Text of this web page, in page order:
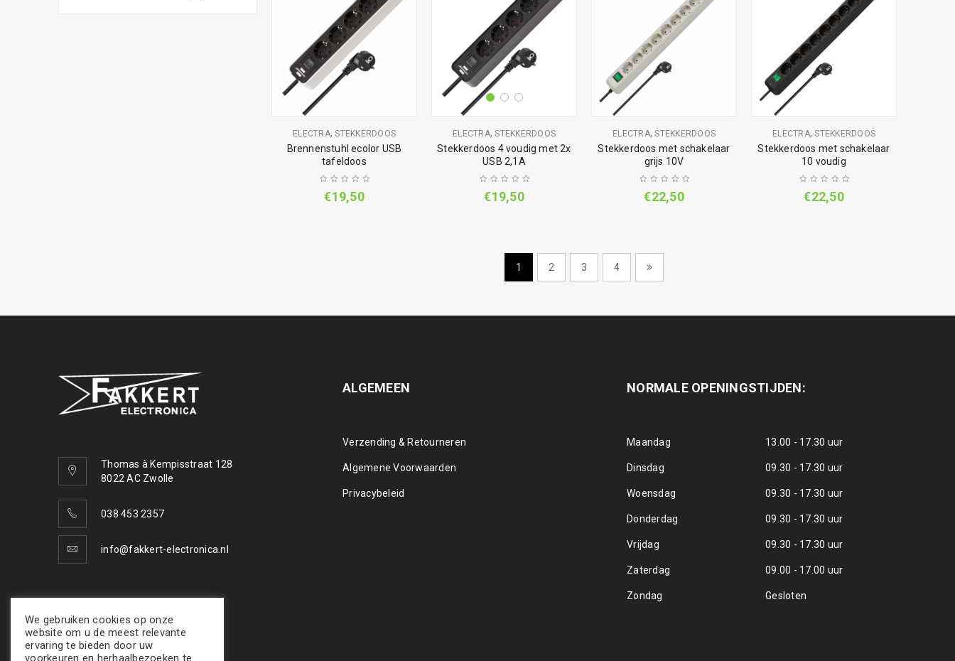
ELECTRA,STEKKERDOOS
Brennenstuhl ecolor USB
tafeldoos
€19,50
ELECTRA,STEKKERDOOS
Stekkerdoos 4 voudig met 2x
USB 2,1A
€19,50
ELECTRA,STEKKERDOOS
Stekkerdoos met schakelaar
grijs 10V
€22,50
ELECTRA,STEKKERDOOS
Stekkerdoos met schakelaar
10 voudig
€22,50
1 2 3 4
Thomas à Kempisstraat 128
8022 AC Zwolle
038 453 2357
info@fakkert-electronica.nl
ALGEMEEN
Verzending & Retourneren
Algemene Voorwaarden
Privacybeleid
NORMALE OPENINGSTIJDEN:
Maandag 13.00 - 17.30 uur
Dinsdag 09.30 - 17.30 uur
Woensdag 09.30 - 17.30 uur
Donderdag 09.30 - 17.30 uur
Vrijdag 09.30 - 17.30 uur
Zaterdag 09.00 - 17.00 uur
Zondag Gesloten
We gebruiken cookies op onze
website om u de meest relevante
ervaring te bieden door uw
voorkeuren en herhaalbezoeken te